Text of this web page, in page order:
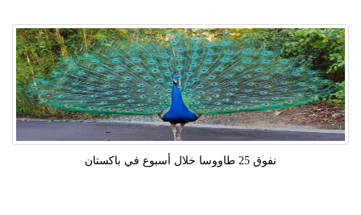
نفوق 25 طاووسا خلال أسبوع في باكستان